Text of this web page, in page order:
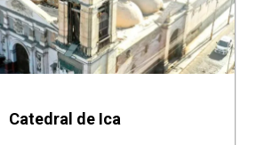
Catedral de Ica